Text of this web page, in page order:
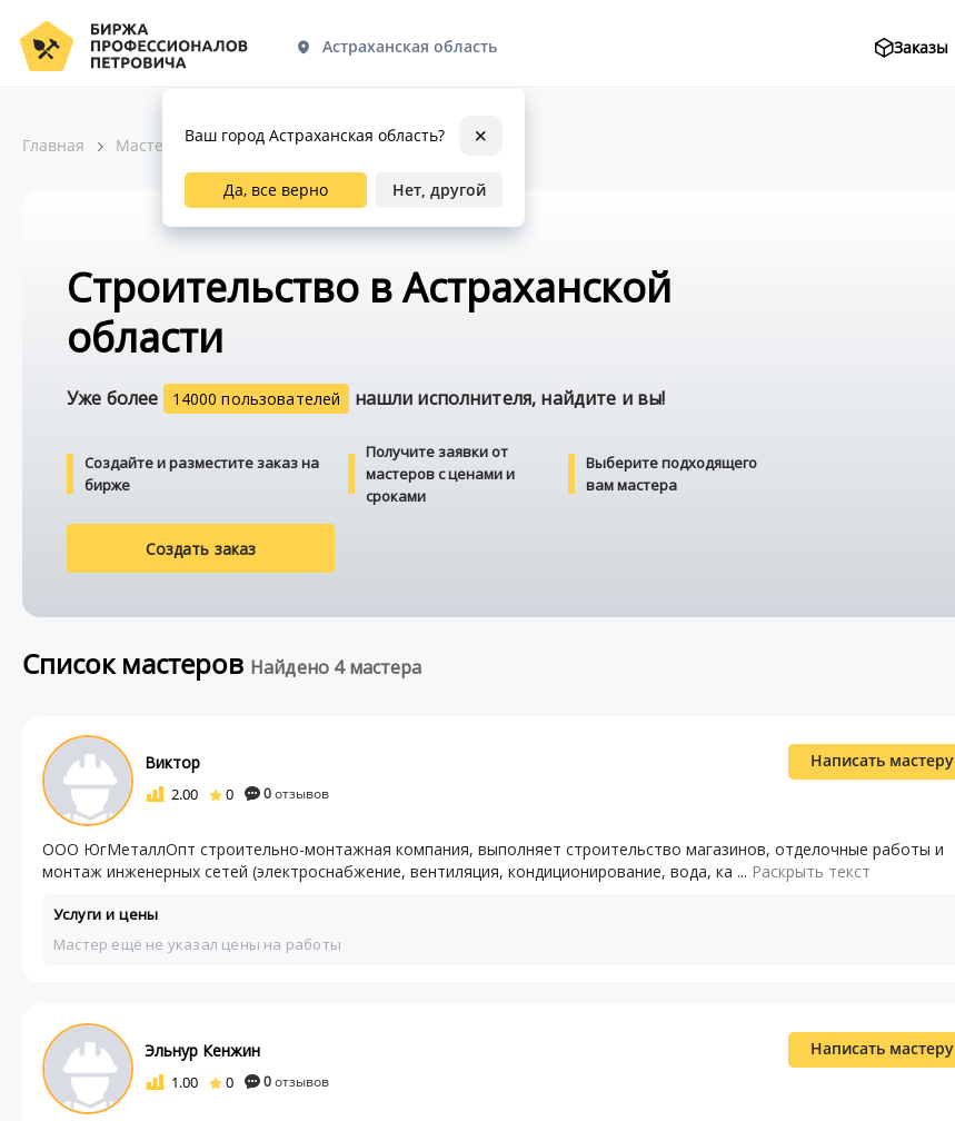
Астраханская область Заказы
Главная Мастера по ремонту Строительство
Строительство в Астраханской
области
Уже более 14000 пользователей нашли исполнителя, найдите и вы!
Создайте и разместите заказ на
бирже
Получите заявки от
мастеров с ценами и
сроками
Выберите подходящего
вам мастера
Создать заказ
Список мастеров Найдено 4 мастера
Виктор
2.00 0 0отзывов
Написать мастеру
ООО ЮгМеталлОпт строительно-монтажная компания, выполняет строительство магазинов, отделочные работы и
монтаж инженерных сетей (электроснабжение, вентиляция, кондиционирование, вода, ка ... Раскрыть текст
Услуги и цены
Мастер ещё не указал цены на работы
Эльнур Кенжин
1.00 0 0отзывов
Написать мастеру
Ваш город Астраханская область?
Да, все верно Нет, другой